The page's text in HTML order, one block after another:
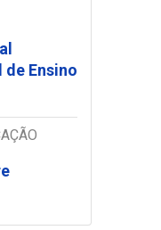
de Ensino